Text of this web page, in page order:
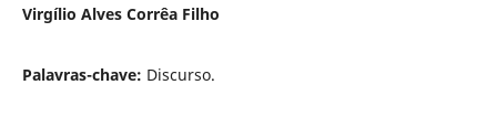
Virgílio Alves Corrêa Filho
Palavras-chave: Discurso.